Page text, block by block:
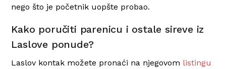
nego što je početnik uopšte probao.
Kako poručiti parenicu i ostale sireve iz
Laslove ponude?
Laslov kontak možete pronaći na njegovom listingu